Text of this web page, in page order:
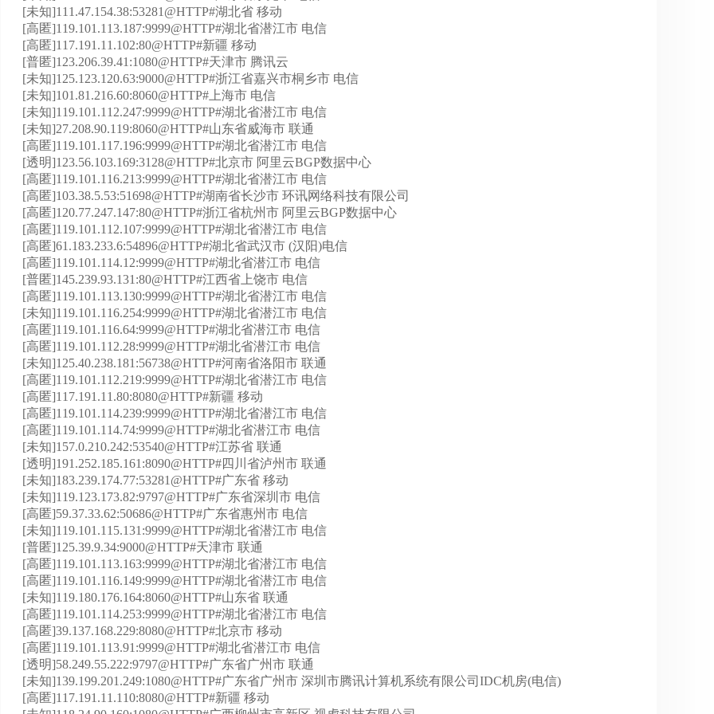
[未知]111.47.154.38:53281@HTTP#湖北省 移动
[高匿]119.101.113.187:9999@HTTP#湖北省潜江市 电信
[高匿]117.191.11.102:80@HTTP#新疆 移动
[普匿]123.206.39.41:1080@HTTP#天津市 腾讯云
[未知]125.123.120.63:9000@HTTP#浙江省嘉兴市桐乡市 电信
[未知]101.81.216.60:8060@HTTP#上海市 电信
[未知]119.101.112.247:9999@HTTP#湖北省潜江市 电信
[未知]27.208.90.119:8060@HTTP#山东省威海市 联通
[高匿]119.101.117.196:9999@HTTP#湖北省潜江市 电信
[透明]123.56.103.169:3128@HTTP#北京市 阿里云BGP数据中心
[高匿]119.101.116.213:9999@HTTP#湖北省潜江市 电信
[高匿]103.38.5.53:51698@HTTP#湖南省长沙市 环讯网络科技有限公司
[高匿]120.77.247.147:80@HTTP#浙江省杭州市 阿里云BGP数据中心
[高匿]119.101.112.107:9999@HTTP#湖北省潜江市 电信
[高匿]61.183.233.6:54896@HTTP#湖北省武汉市 (汉阳)电信
[高匿]119.101.114.12:9999@HTTP#湖北省潜江市 电信
[普匿]145.239.93.131:80@HTTP#江西省上饶市 电信
[高匿]119.101.113.130:9999@HTTP#湖北省潜江市 电信
[未知]119.101.116.254:9999@HTTP#湖北省潜江市 电信
[高匿]119.101.116.64:9999@HTTP#湖北省潜江市 电信
[高匿]119.101.112.28:9999@HTTP#湖北省潜江市 电信
[未知]125.40.238.181:56738@HTTP#河南省洛阳市 联通
[高匿]119.101.112.219:9999@HTTP#湖北省潜江市 电信
[高匿]117.191.11.80:8080@HTTP#新疆 移动
[高匿]119.101.114.239:9999@HTTP#湖北省潜江市 电信
[高匿]119.101.114.74:9999@HTTP#湖北省潜江市 电信
[未知]157.0.210.242:53540@HTTP#江苏省 联通
[透明]191.252.185.161:8090@HTTP#四川省泸州市 联通
[未知]183.239.174.77:53281@HTTP#广东省 移动
[未知]119.123.173.82:9797@HTTP#广东省深圳市 电信
[高匿]59.37.33.62:50686@HTTP#广东省惠州市 电信
[未知]119.101.115.131:9999@HTTP#湖北省潜江市 电信
[普匿]125.39.9.34:9000@HTTP#天津市 联通
[高匿]119.101.113.163:9999@HTTP#湖北省潜江市 电信
[高匿]119.101.116.149:9999@HTTP#湖北省潜江市 电信
[未知]119.180.176.164:8060@HTTP#山东省 联通
[高匿]119.101.114.253:9999@HTTP#湖北省潜江市 电信
[高匿]39.137.168.229:8080@HTTP#北京市 移动
[高匿]119.101.113.91:9999@HTTP#湖北省潜江市 电信
[透明]58.249.55.222:9797@HTTP#广东省广州市 联通
[未知]139.199.201.249:1080@HTTP#广东省广州市 深圳市腾讯计算机系统有限公司IDC机房(电信)
[高匿]117.191.11.110:8080@HTTP#新疆 移动